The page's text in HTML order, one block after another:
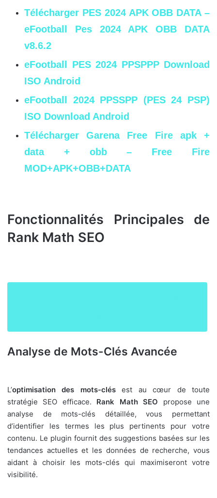
Télécharger PES 2024 APK OBB DATA –
eFootball Pes 2024 APK OBB DATA
v8.6.2
eFootball PES 2024 PPSPPP Download
ISO Android
eFootball 2024 PPSSPP (PES 24 PSP)
ISO Download Android
Télécharger Garena Free Fire apk +
data + obb – Free Fire
MOD+APK+OBB+DATA
Fonctionnalités Principales de
Rank Math SEO
Analyse de Mots-Clés Avancée
L’optimisation des mots-clésest au cœur de toute
stratégie SEO efficace. Rank Math SEO propose une
analyse de mots-clés détaillée, vous permettant
d’identifier les termes les plus pertinents pour votre
contenu. Le plugin fournit des suggestions basées sur les
tendances actuelles et les données de recherche, vous
aidant à choisir les mots-clés qui maximiseront votre
visibilité.